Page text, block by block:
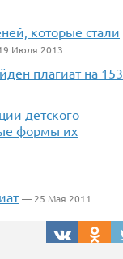
которые стали
Июля 2013
плагиат на 153
детского
формы их
— 25 Мая 2011